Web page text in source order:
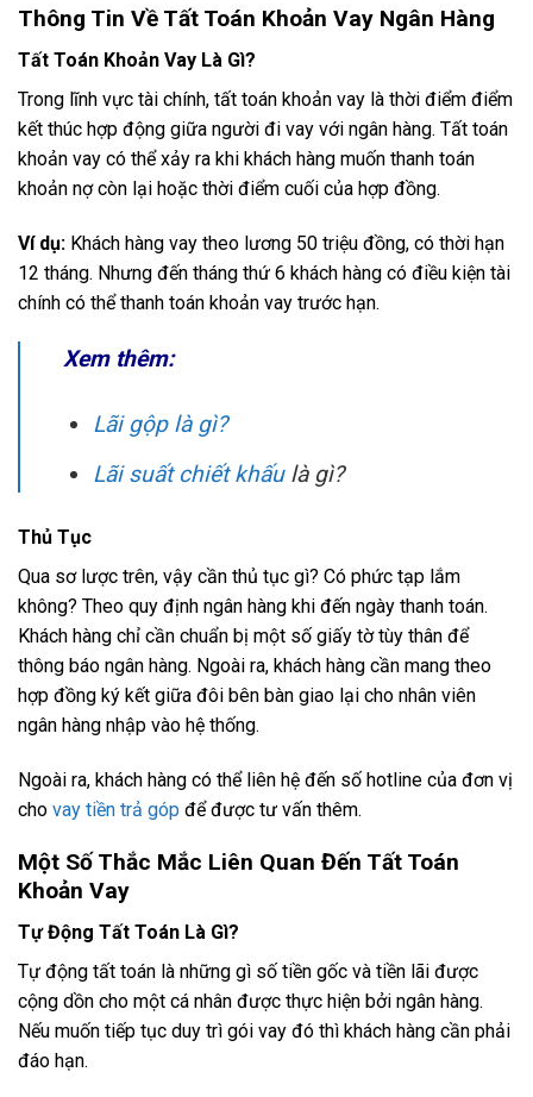
Thông Tin Về Tất Toán Khoản Vay Ngân Hàng
Tất Toán Khoản Vay Là Gì?
Trong lĩnh vực tài chính, tất toán khoản vay là thời điểm điểm
kết thúc hợp động giữa người đi vay với ngân hàng. Tất toán
khoản vay có thể xảy ra khi khách hàng muốn thanh toán
khoản nợ còn lại hoặc thời điểm cuối của hợp đồng.
Ví dụ: Khách hàng vay theo lương 50 triệu đồng, có thời hạn
12 tháng. Nhưng đến tháng thứ 6 khách hàng có điều kiện tài
chính có thể thanh toán khoản vay trước hạn.
Xem thêm:
Lãi gộp là gì?
Lãi suất chiết khấulà gì?
Thủ Tục
Qua sơ lược trên, vậy cần thủ tục gì? Có phức tạp lắm
không? Theo quy định ngân hàng khi đến ngày thanh toán.
Khách hàng chỉ cần chuẩn bị một số giấy tờ tùy thân để
thông báo ngân hàng. Ngoài ra, khách hàng cần mang theo
hợp đồng ký kết giữa đôi bên bàn giao lại cho nhân viên
ngân hàng nhập vào hệ thống.
Ngoài ra, khách hàng có thể liên hệ đến số hotline của đơn vị
cho vay tiền trả góp để được tư vấn thêm.
Một Số Thắc Mắc Liên Quan Đến Tất Toán
Khoản Vay
Tự Động Tất Toán Là Gì?
Tự động tất toán là những gì số tiền gốc và tiền lãi được
cộng dồn cho một cá nhân được thực hiện bởi ngân hàng.
Nếu muốn tiếp tục duy trì gói vay đó thì khách hàng cần phải
đáo hạn.